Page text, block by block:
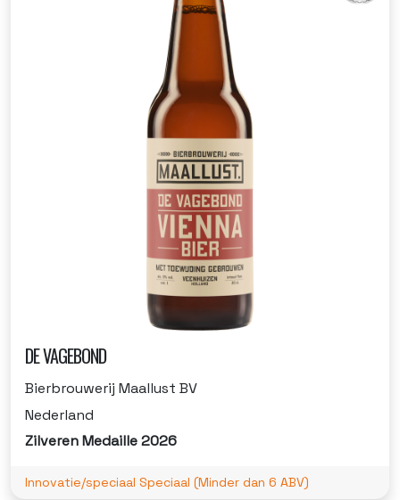
DE VAGEBOND
Bierbrouwerij Maallust BV
Nederland
Zilveren Medaille 2026
Innovatie/speciaal Speciaal (Minder dan 6 ABV)